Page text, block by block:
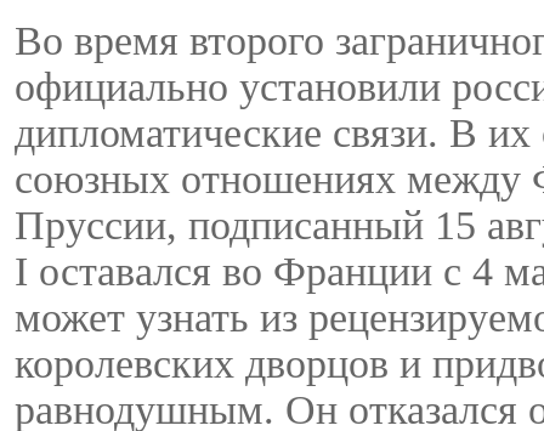
Во время второго
официально установили
дипломатические связи. В
союзных отношениях между
Пруссии, подписанный 15
I оставался во Франции с 4
может узнать из
королевских дворцов и
равнодушным. Он отказался